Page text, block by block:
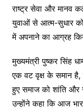
राष्ट्र सेवा और मानव
युवाओं से आत्म-सुधार
में अपनाने का आग्रह
मुख्यमंत्री पुष्कर सिंह
एक वट वृक्ष के समान है,
हुए समाज को शांति और
उन्होंने कहा कि आज